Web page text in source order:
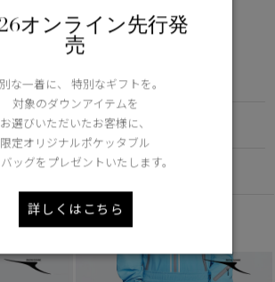
5°C / -5°C
アクティブな活動に適した軽さ
FUNCTION
DETAIL
あなたへのおすすめ
オンライン先行発
売
な一着に、 特別なギフトを。
対象のダウンアイテムを
お選びいただいたお客様に、
限定オリジナルポケッタブル
ッグをプレゼントいたします。
詳しくはこちら